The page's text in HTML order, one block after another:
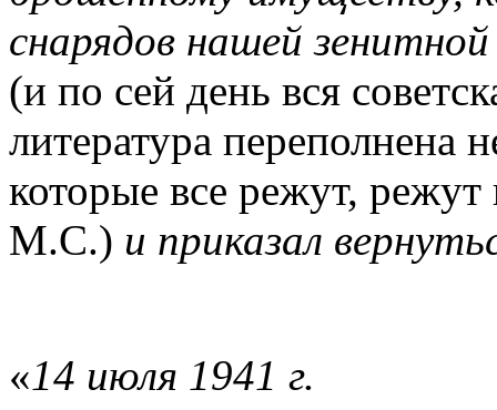
снарядов нашей
(и по сей день вся
литература переполнена
которые все режут,
М.С.) и приказал
«14 июля 1941 г.